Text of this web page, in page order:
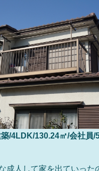
/4LDK/130.24㎡/会社員/
成人して家を出ていった